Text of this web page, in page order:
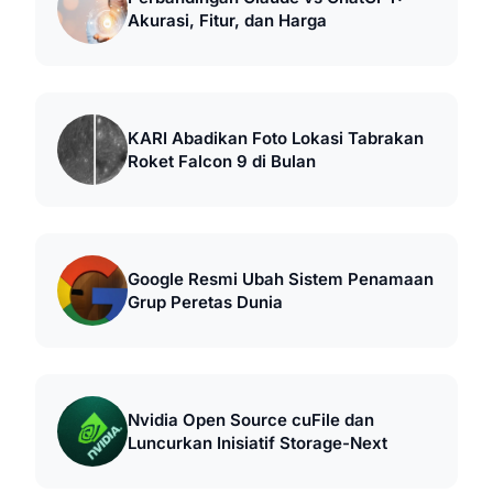
Akurasi, Fitur, dan Harga
KARI Abadikan Foto Lokasi Tabrakan
Roket Falcon 9 di Bulan
Google Resmi Ubah Sistem Penamaan
Grup Peretas Dunia
Nvidia Open Source cuFile dan
Luncurkan Inisiatif Storage-Next